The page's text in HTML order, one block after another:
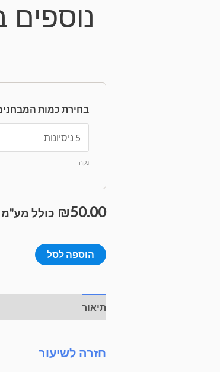
נוספים
בחירת כמות
נקה
₪50.00 כולל מע"מ
הוספה לסל
תיאור
חזרה לשיעור